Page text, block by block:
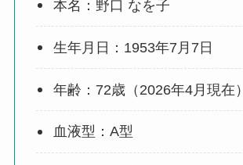
本名：野口 なを子
生年月日：1953年7月7日
年齢：72歳（2026年4月現在）
血液型：A型